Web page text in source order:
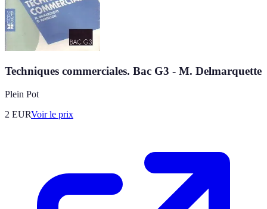
Techniques commerciales. Bac G3 - M. Delmarquette
Plein Pot
2 EURVoir le prix